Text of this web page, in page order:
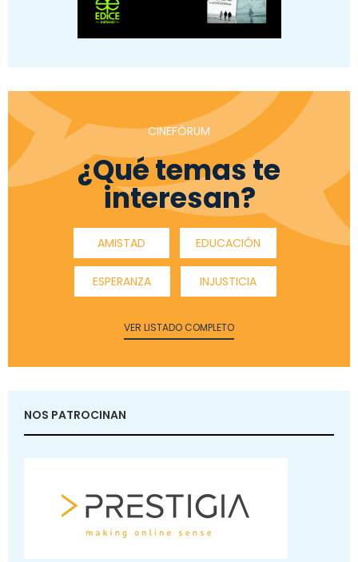
CINEFÓRUM
¿Qué temas te
interesan?
AMISTAD EDUCACIÓN
ESPERANZA INJUSTICIA
VER LISTADO COMPLETO
NOS PATROCINAN